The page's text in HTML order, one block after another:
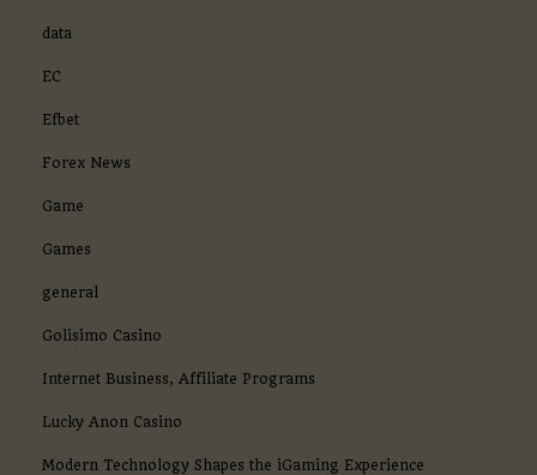
data
EC
Efbet
Forex News
Game
Games
general
Golisimo Casino
Internet Business, Affiliate Programs
Lucky Anon Casino
Modern Technology Shapes the iGaming Experience